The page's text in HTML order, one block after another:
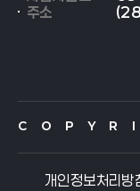
주소
C O P Y
개인정보처리방